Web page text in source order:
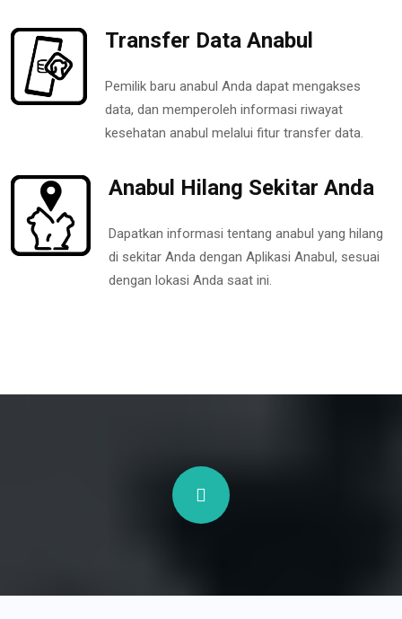
Transfer Data Anabul
Pemilik baru anabul Anda dapat mengakses
data, dan memperoleh informasi riwayat
kesehatan anabul melalui fitur transfer data.
Anabul Hilang Sekitar Anda
Dapatkan informasi tentang anabul yang hilang
di sekitar Anda dengan Aplikasi Anabul, sesuai
dengan lokasi Anda saat ini.